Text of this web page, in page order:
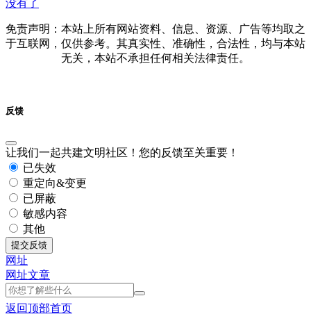
没有了
免责声明：本站上所有网站资料、信息、资源、广告等均取之
于互联网，仅供参考。其真实性、准确性，合法性，均与本站
无关，本站不承担任何相关法律责任。
反馈
让我们一起共建文明社区！您的反馈至关重要！
已失效
重定向&变更
已屏蔽
敏感内容
其他
提交反馈
网址
网址文章
返回顶部首页